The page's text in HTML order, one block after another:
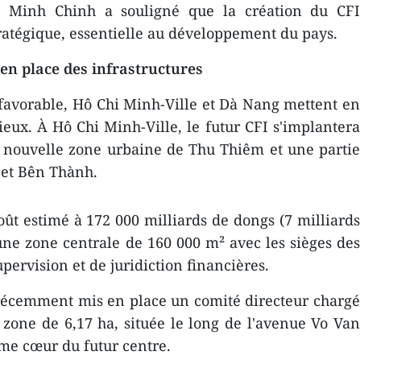
Minh Chinh a souligné que la création du CFI
essentielle au développement du pays.
place des infrastructures
Hô Chi Minh-Ville et Dà Nang mettent en
À Hô Chi Minh-Ville, le futur CFI s'implantera
zone urbaine de Thu Thiêm et une partie
Bên Thành.
estimé à 172 000 milliards de dongs (7 milliards
zone centrale de 160 000 m² avec les sièges des
et de juridiction financières.
mis en place un comité directeur chargé
de 6,17 ha, située le long de l'avenue Vo Van
cœur du futur centre.